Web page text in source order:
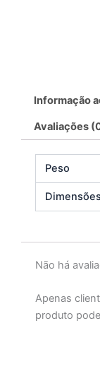
Informação
Avaliações
Peso
Dimensões
Não há
Apenas
produto